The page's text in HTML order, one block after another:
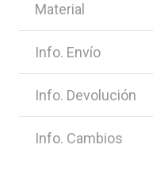
Material
Info. Envío
Info. Devolución
Info. Cambios